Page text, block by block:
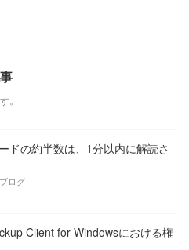
。
ドの約半数は、1分以内に解読さ
ログ
Client for Windowsにおける権